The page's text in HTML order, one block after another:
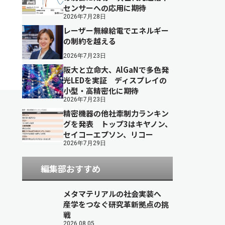
センサーへの応用に期待
2026年7月28日
レーザー無線給電でエネルギー
の制約を越える
2026年7月23日
阪大と立命大、AlGaNで多色発
光LEDを実証 ディスプレイの
小型・高精密化に期待
2026年7月23日
精密機器の他社牽制力ランキン
グを発表 トップ3はキヤノン、
セイコーエプソン、リコー
2026年7月29日
編集部おすすめ
メタマテリアルの社会実装へ
産学をつなぐ研究革新拠点の挑
戦
2026.08.05